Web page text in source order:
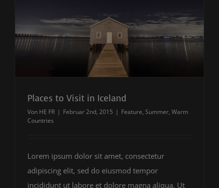
Places to Visit in Iceland
Von HE FR | Februar 2nd, 2015 | Feature, Summer, Warm
Countries
Lorem ipsum dolor sit amet, consectetur
adipiscing elit, sed do eiusmod tempor
incididunt ut labore et dolore magna aliqua. Ut